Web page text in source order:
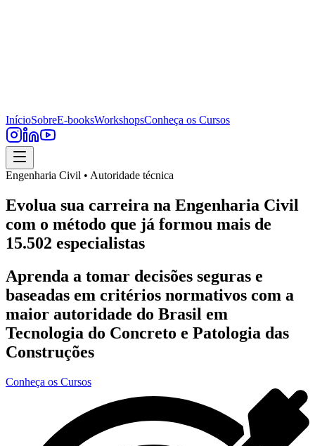
InícioSobreE-booksWorkshopsConheça os Cursos
Engenharia Civil • Autoridade técnica
Evolua sua carreira na Engenharia Civil
com o método que já formou mais de
15.502 especialistas
Aprenda a tomar decisões seguras e
baseadas em critérios normativos com a
maior autoridade do Brasil em
Tecnologia do Concreto e Patologia das
Construções
Conheça os Cursos